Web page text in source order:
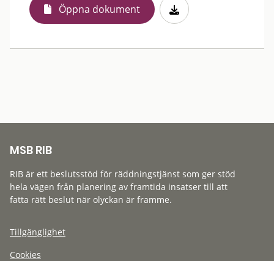
Öppna dokument
MSB RIB
RIB är ett beslutsstöd för räddningstjänst som ger stöd
hela vägen från planering av framtida insatser till att
fatta rätt beslut när olyckan är framme.
Tillgänglighet
Cookies